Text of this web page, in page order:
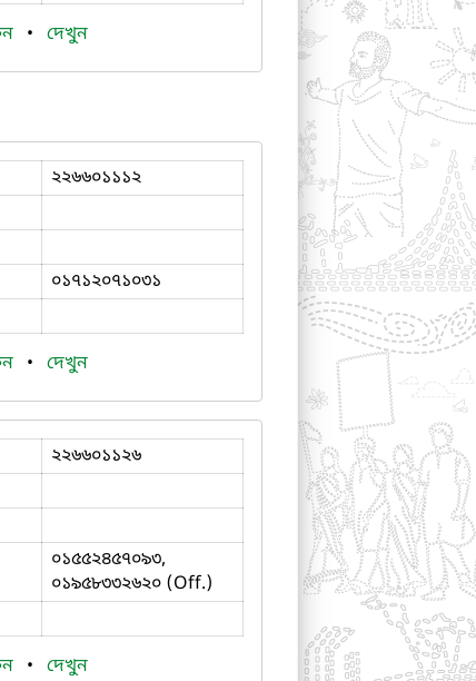
• দেখুন
২২৬৬০১১১২
০১৭১২০৭১০৩১
• দেখুন
২২৬৬০১১২৬
০১৫৫২৪৫৭০৯৩,
০১৯৫৮৩৩২৬২০ (Off.)
• দেখুন